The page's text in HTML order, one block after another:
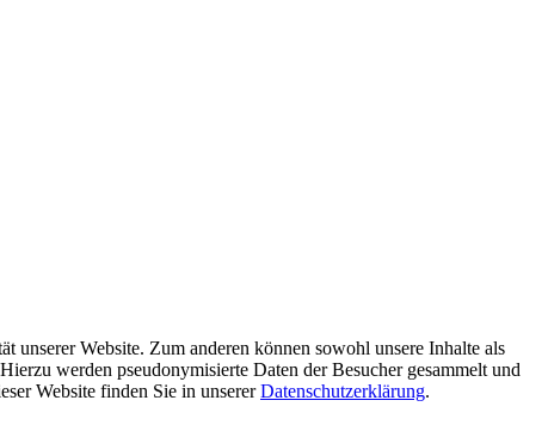
unserer Website. Zum anderen können sowohl unsere Inhalte als
werden pseudonymisierte Daten der Besucher gesammelt und
Website finden Sie in unsererDatenschutzerklärung.